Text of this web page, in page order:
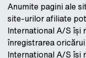
Anumite pagini ale
site-urilor afiliate
International A/S își
înregistrarea
International A/S își